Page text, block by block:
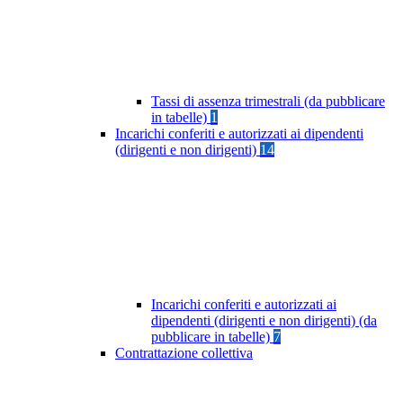
Tassi di assenza trimestrali (da pubblicare
in tabelle) 1
Incarichi conferiti e autorizzati ai dipendenti
(dirigenti e non dirigenti) 14
Incarichi conferiti e autorizzati ai
dipendenti (dirigenti e non dirigenti) (da
pubblicare in tabelle) 7
Contrattazione collettiva